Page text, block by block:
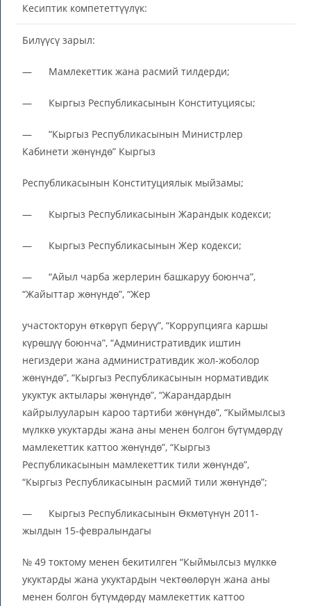
Кесиптик компететтүүлүк:
Билүүсү зарыл:
— Мамлекеттик жана расмий тилдерди;
— Кыргыз Республикасынын Конституциясы;
— “Кыргыз Республикасынын Министрлер
Кабинети жөнүндө” Кыргыз
Республикасынын Конституциялык мыйзамы;
— Кыргыз Республикасынын Жарандык кодекси;
— Кыргыз Республикасынын Жер кодекси;
— “Айыл чарба жерлерин башкаруу боюнча”,
“Жайыттар жөнүндө”, “Жер
участокторун өткөрүп берүү”, “Коррупцияга каршы
күрөшүү боюнча”, “Административдик иштин
негиздери жана административдик жол-жоболор
жөнүндө”, “Кыргыз Республикасынын нормативдик
укуктук актылары жөнүндө”, “Жарандардын
кайрылууларын кароо тартиби жөнүндө”, “Кыймылсыз
мүлккө укуктарды жана аны менен болгон бүтүмдөрдү
мамлекеттик каттоо жөнүндө”, “Кыргыз
Республикасынын мамлекеттик тили жөнүндө”,
“Кыргыз Республикасынын расмий тили жөнүндө”;
— Кыргыз Республикасынын Өкмөтүнүн 2011-
жылдын 15-февралындагы
№ 49 токтому менен бекитилген “Кыймылсыз мүлккө
укуктарды жана укуктардын чектөөлөрүн жана аны
менен болгон бүтүмдөрдү мамлекеттик каттоо